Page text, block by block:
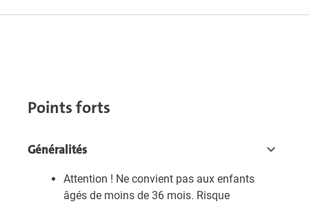
Points forts
Généralités
Attention ! Ne convient pas aux enfants
âgés de moins de 36 mois. Risque